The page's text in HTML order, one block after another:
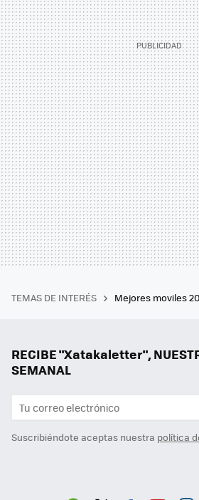
TEMAS DE INTERÉS Mejores moviles
RECIBE "Xatakaletter",
SEMANAL
Suscribiéndote aceptas nuestra política